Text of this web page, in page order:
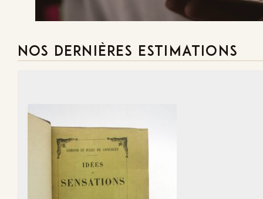
NOS DERNIÈRES ESTIMATIONS